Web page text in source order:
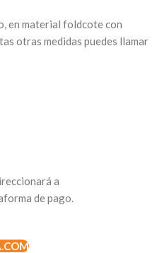
en material foldcote con
otras medidas puedes llamar
a
de pago.